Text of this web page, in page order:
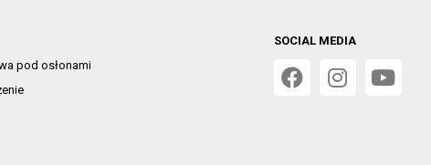
pod osłonami
SOCIAL MEDIA